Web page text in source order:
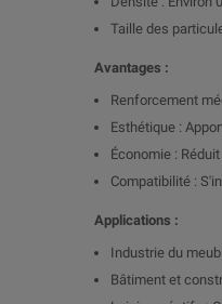
Taille des
Avantages :
Renforcement
Esthétique :
Économie :
Compatibilité :
Applications :
Industrie du
Bâtiment et